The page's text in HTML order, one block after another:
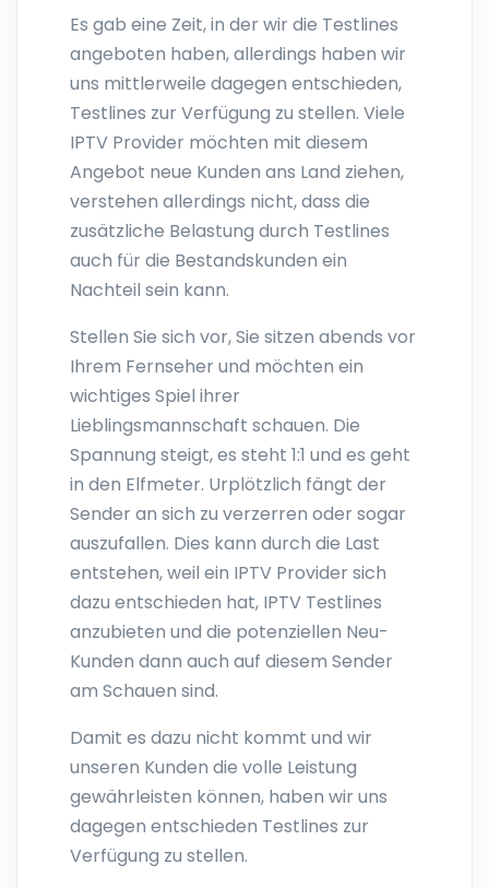
Es gab eine Zeit, in der wir die Testlines
angeboten haben, allerdings haben wir
uns mittlerweile dagegen entschieden,
Testlines zur Verfügung zu stellen. Viele
IPTV Provider möchten mit diesem
Angebot neue Kunden ans Land ziehen,
verstehen allerdings nicht, dass die
zusätzliche Belastung durch Testlines
auch für die Bestandskunden ein
Nachteil sein kann.
Stellen Sie sich vor, Sie sitzen abends vor
Ihrem Fernseher und möchten ein
wichtiges Spiel ihrer
Lieblingsmannschaft schauen. Die
Spannung steigt, es steht 1:1 und es geht
in den Elfmeter. Urplötzlich fängt der
Sender an sich zu verzerren oder sogar
auszufallen. Dies kann durch die Last
entstehen, weil ein IPTV Provider sich
dazu entschieden hat, IPTV Testlines
anzubieten und die potenziellen Neu-
Kunden dann auch auf diesem Sender
am Schauen sind.
Damit es dazu nicht kommt und wir
unseren Kunden die volle Leistung
gewährleisten können, haben wir uns
dagegen entschieden Testlines zur
Verfügung zu stellen.